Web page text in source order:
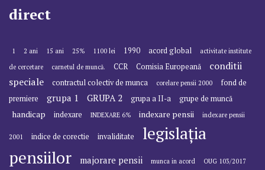
direct
1 2 ani 15 ani 25% 1100 lei 1990 acord global
activitate institute
de cercetare
carnetul de muncă. CCR Comisia Europeană
conditii
speciale
contractul colectiv de munca corelare pensii 2000
fond de
premiere
grupa 1 GRUPA 2 grupa a II-a grupe de muncă
handicap indexare INDEXARE 6% indexare pensii indexare pensii
2001 indice de corectie invaliditate
legislația
pensiilor
majorare pensii munca in acord OUG 103/2017